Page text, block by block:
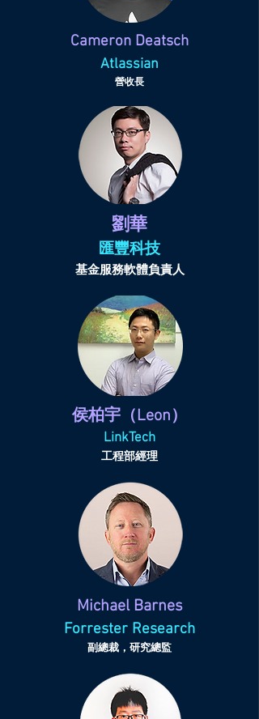
Cameron Deatsch
Atlassian
營收長
劉華
匯豐科技
基金服務軟體負責人
侯柏宇（Leon）
LinkTech
工程部經理
Michael Barnes
Forrester Research
副總裁，研究總監